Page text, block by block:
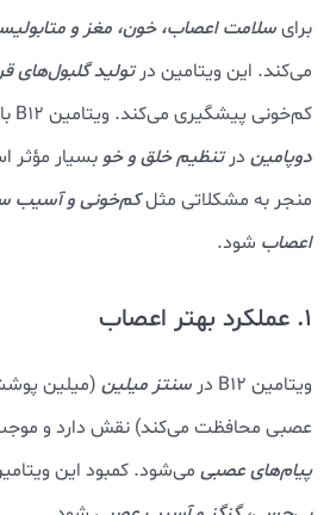
برایسلامت اعصاب، خون، مغز و
می‌کند. این ویتامین درتولید گلبول‌های
کم‌خونی پیشگیری می‌کند. ویتامین B12 با تولید
دوپامین درتنظیم خلق و خو بسیار مؤثر
منجر به مشکلاتی مثلکم‌خونی و آسیب
اعصاب شود.
1. عملکرد بهتر اعصاب
ویتامین B12 در سنتز میلین (میلین
عصبی محافظت می‌کند) نقش دارد و
پیام‌های عصبی می‌شود. کمبود این